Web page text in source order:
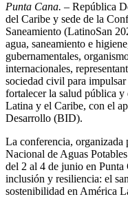
Punta Cana. – República
del Caribe y sede de la
Saneamiento (LatinoSan
agua, saneamiento e
gubernamentales,
internacionales,
sociedad civil para
fortalecer la salud pública
Latina y el Caribe, con el
Desarrollo (BID).
La conferencia,
Nacional de Aguas
del 2 al 4 de junio en
inclusión y resiliencia: el
sostenibilidad en América